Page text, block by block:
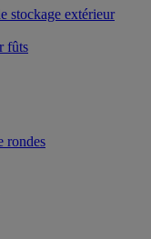
stockage extérieur
fûts
rondes